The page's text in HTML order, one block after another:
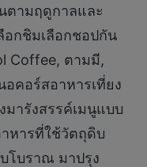
ตามฤดูกาลและ
อกชิมเลือกชอปกัน
Coffee, ตามมี,
คอร์สอาหารเที่ยง
ารังสรรค์เมนูแบบ
หารที่ใช้วัตถุดิบ
โบราณ มาปรุง